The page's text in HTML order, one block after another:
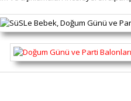
ve diğer konularda